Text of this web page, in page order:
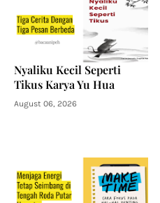
Nyaliku Kecil Seperti
Tikus Karya Yu Hua
August 06, 2026